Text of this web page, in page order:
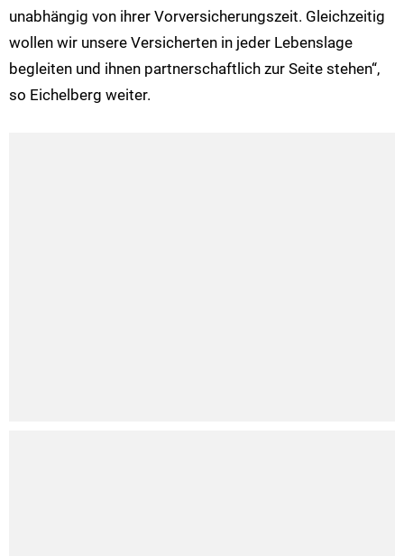
unabhängig von ihrer Vorversicherungszeit. Gleichzeitig
wollen wir unsere Versicherten in jeder Lebenslage
begleiten und ihnen partnerschaftlich zur Seite stehen“,
so Eichelberg weiter.